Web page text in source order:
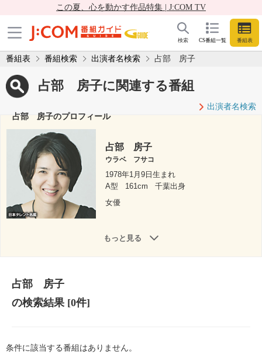
この夏、心を動かす作品特集 | J:COM TV
CS番組一覧 番組表
検索
番組表 番組検索 出演者名検索 占部 房子
占部 房子に関連する番組
出演者名検索
占部 房子のプロフィール
占部 房子
ウラベ フサコ
1978年1月9日生まれ
A型
161cm
千葉出身
女優
もっと見る
占部 房子
の検索結果[0件]
条件に該当する番組はありません。